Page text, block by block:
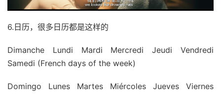
6.日历，很多日历都是这样的
Dimanche Lundi Mardi Mercredi Jeudi Vendredi
Samedi (French days of the week)
Domingo Lunes Martes Miércoles Jueves Viernes